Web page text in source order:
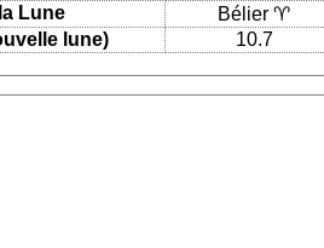
Lune
Bélier ♈
lune)
10.7